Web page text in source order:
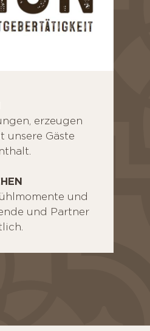
erzeugen
unsere Gäste
und
und Partner